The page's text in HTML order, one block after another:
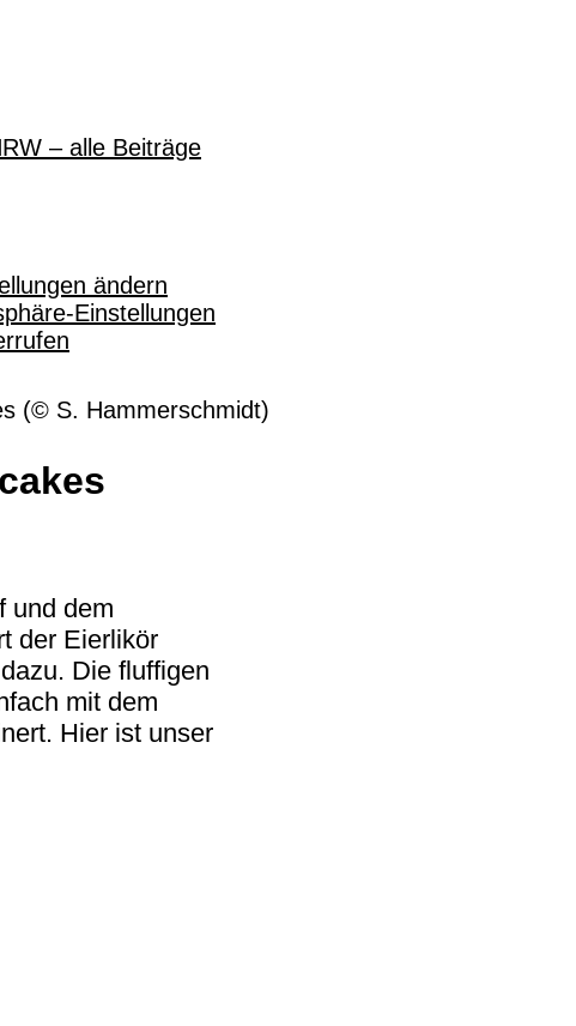
– alle Beiträge
ändern
Einstellungen
und dem
der Eierlikör
Die fluffigen
mit dem
Hier ist unser